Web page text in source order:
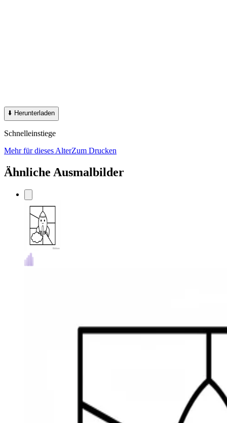
⬇️ Herunterladen
Schnelleinstiege
Mehr für dieses AlterZum Drucken
Ähnliche Ausmalbilder